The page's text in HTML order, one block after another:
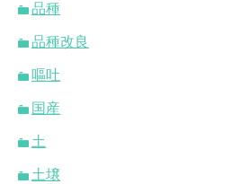
品種
品種改良
嘔吐
国産
土
土壌